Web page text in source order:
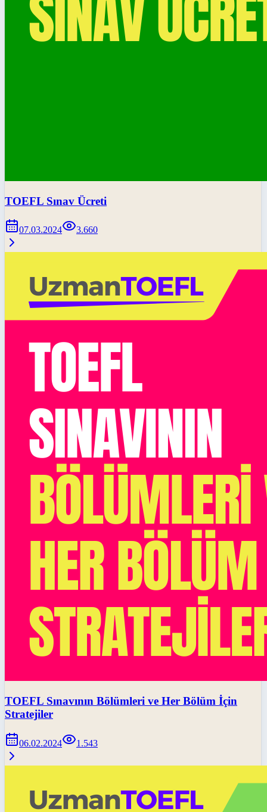
TOEFL Sınav Ücreti
07.03.2024 3.660
TOEFL Sınavının Bölümleri ve Her Bölüm İçin
Stratejiler
06.02.2024 1.543